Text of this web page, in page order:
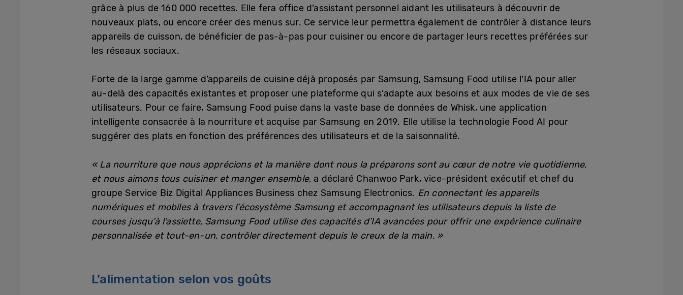
grâce à plus de 160 000 recettes. Elle fera office d’assistant personnel aidant les utilisateurs à découvrir de
nouveaux plats, ou encore créer des menus sur. Ce service leur permettra également de contrôler à distance leurs
appareils de cuisson, de bénéficier de pas-à-pas pour cuisiner ou encore de partager leurs recettes préférées sur
les réseaux sociaux.
Forte de la large gamme d’appareils de cuisine déjà proposés par Samsung, Samsung Food utilise l’IA pour aller
au-delà des capacités existantes et proposer une plateforme qui s’adapte aux besoins et aux modes de vie de ses
utilisateurs. Pour ce faire, Samsung Food puise dans la vaste base de données de Whisk, une application
intelligente consacrée à la nourriture et acquise par Samsung en 2019. Elle utilise la technologie Food AI pour
suggérer des plats en fonction des préférences des utilisateurs et de la saisonnalité.
« La nourriture que nous apprécions et la manière dont nous la préparons sont au cœur de notre vie quotidienne,
et nous aimons tous cuisiner et manger ensemble, a déclaré Chanwoo Park, vice-président exécutif et chef du
groupe Service Biz Digital Appliances Business chez Samsung Electronics. En connectant les appareils
numériques et mobiles à travers l’écosystème Samsung et accompagnant les utilisateurs depuis la liste de
courses jusqu’à l’assiette, Samsung Food utilise des capacités d’IA avancées pour offrir une expérience culinaire
personnalisée et tout-en-un, contrôler directement depuis le creux de la main. »
L’alimentation selon vos goûts